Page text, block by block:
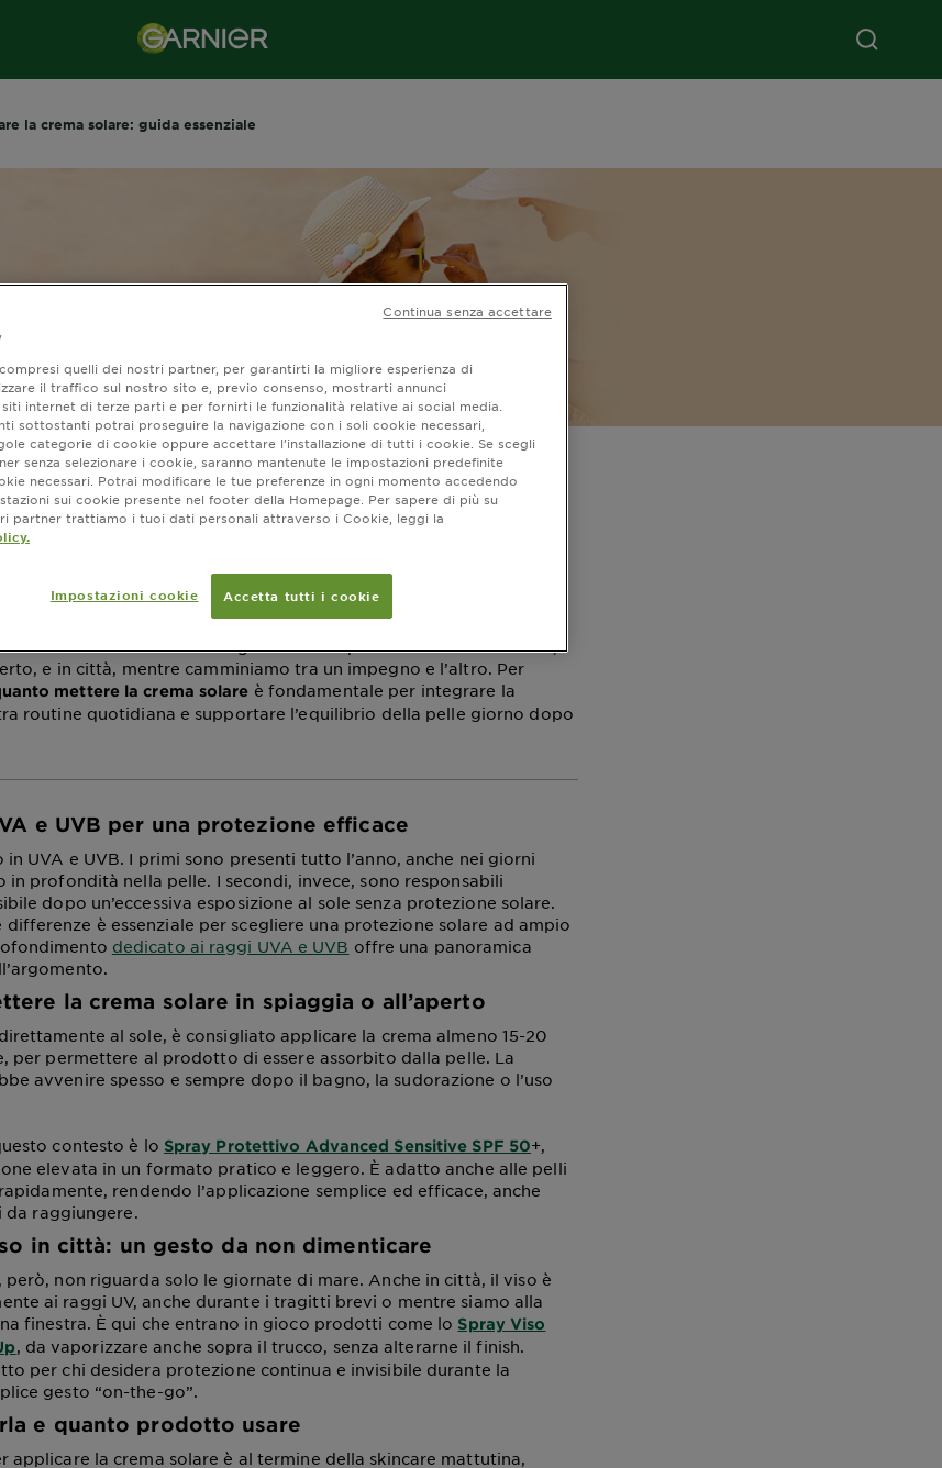
la crema solare: guida essenziale
applicare la crema
essenziale
agosto 29, 2025
, è facile pensare alle giornate in spiaggia o alle vacanze in
UV non fanno differenze stagionali: sono presenti anche in inverno,
e in città, mentre camminiamo tra un impegno e l’altro. Per
mettere la crema solare è fondamentale per integrare la
routine quotidiana e supportare l’equilibrio della pelle giorno dopo
e UVB per una protezione efficace
UVA e UVB. I primi sono presenti tutto l’anno, anche nei giorni
in profondità nella pelle. I secondi, invece, sono responsabili
dopo un’eccessiva esposizione al sole senza protezione solare.
differenze è essenziale per scegliere una protezione solare ad ampio
dedicato ai raggi UVA e UVB offre una panoramica
la crema solare in spiaggia o all’aperto
al sole, è consigliato applicare la crema almeno 15-20
per permettere al prodotto di essere assorbito dalla pelle. La
avvenire spesso e sempre dopo il bagno, la sudorazione o l’uso
contesto è lo Spray Protettivo Advanced Sensitive SPF 50+,
elevata in un formato pratico e leggero. È adatto anche alle pelli
rendendo l’applicazione semplice ed efficace, anche
da raggiungere.
in città: un gesto da non dimenticare
però, non riguarda solo le giornate di mare. Anche in città, il viso è
ai raggi UV, anche durante i tragitti brevi o mentre siamo alla
finestra. È qui che entrano in gioco prodotti come lo Spray Viso
, da vaporizzare anche sopra il trucco, senza alterarne il finish.
per chi desidera protezione continua e invisibile durante la
gesto “on-the-go”.
e quanto prodotto usare
applicare la crema solare è al termine della skincare mattutina,
quelli dei nostri partner, per garantirti la migliore esperienza di
il traffico sul nostro sito e, previo consenso, mostrarti annunci
siti internet di terze parti e per fornirti le funzionalità relative ai social media.
sottostanti potrai proseguire la navigazione con i soli cookie necessari,
categorie di cookie oppure accettare l’installazione di tutti i cookie. Se scegli
senza selezionare i cookie, saranno mantenute le impostazioni predefinite
necessari. Potrai modificare le tue preferenze in ogni momento accedendo
sui cookie presente nel footer della Homepage. Per sapere di più su
partner trattiamo i tuoi dati personali attraverso i Cookie, leggi la
Impostazioni cookie Accetta tutti i cookie
Continua senza accettare